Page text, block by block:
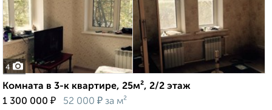
4
Комната в 3-к квартире, 25м², 2/2 этаж
1 300 000 ₽ 52 000 ₽ за м²